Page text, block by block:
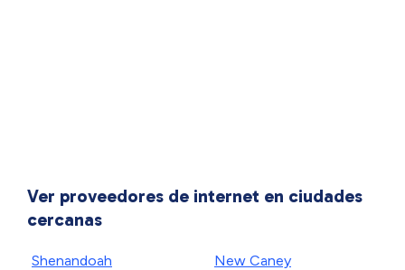
Ver proveedores de internet en ciudades
cercanas
Shenandoah
New Caney